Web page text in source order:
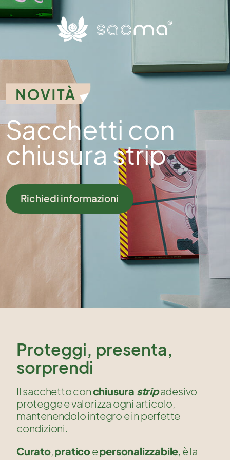
Sacchetti con
chiusura strip
Richiedi informazioni
Proteggi, presenta,
sorprendi
Il sacchetto conchiusura stripadesivo
protegge e valorizza ogni articolo,
mantenendolo integro e in perfette
condizioni.
Curato,praticoepersonalizzabile, è la